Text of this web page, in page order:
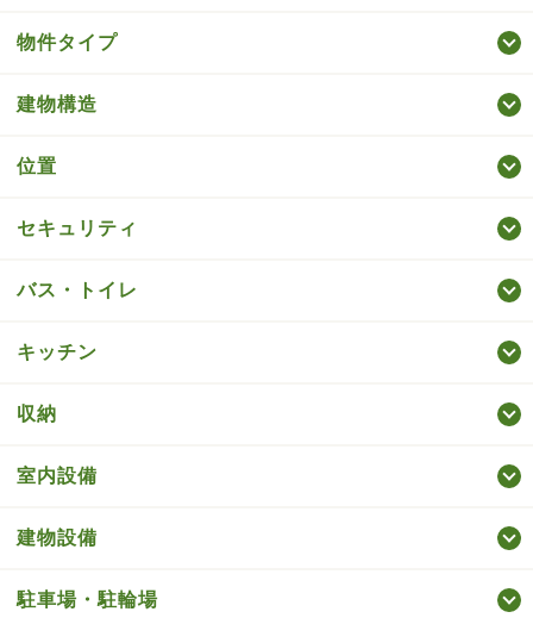
物件タイプ
建物構造
位置
セキュリティ
バス・トイレ
キッチン
収納
室内設備
建物設備
駐車場・駐輪場